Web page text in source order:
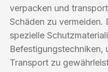
verpacken und
Schäden zu
spezielle
Befestigungstechniken,
Transport zu